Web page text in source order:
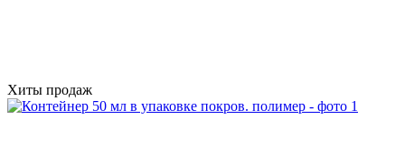
Хиты продаж